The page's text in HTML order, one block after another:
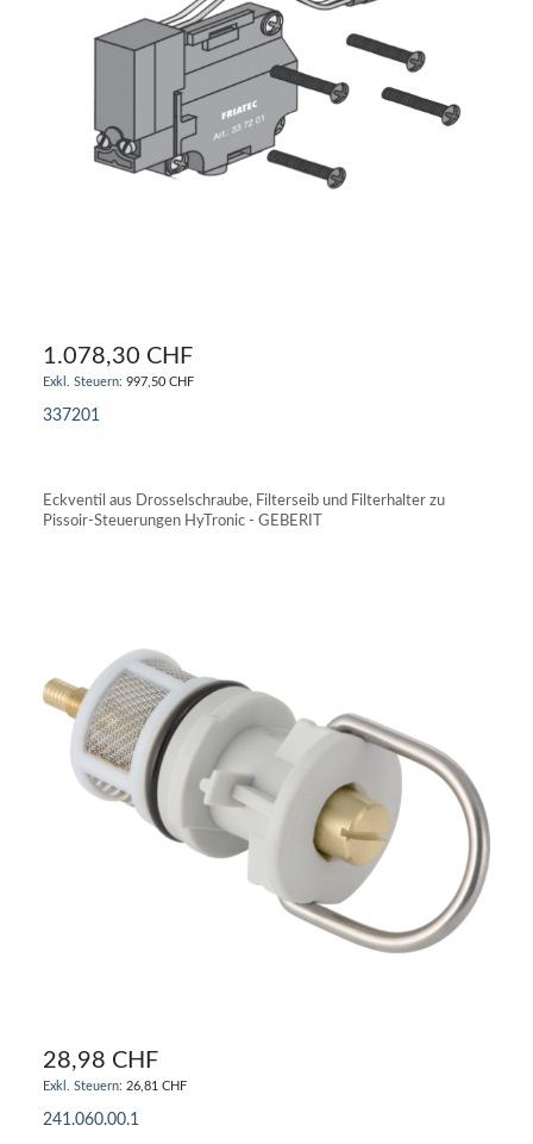
1.078,30 CHF
997,50 CHF
337201
Eckventil aus Drosselschraube, Filterseib und Filterhalter zu
Pissoir-Steuerungen HyTronic - GEBERIT
28,98 CHF
26,81 CHF
241.060.00.1